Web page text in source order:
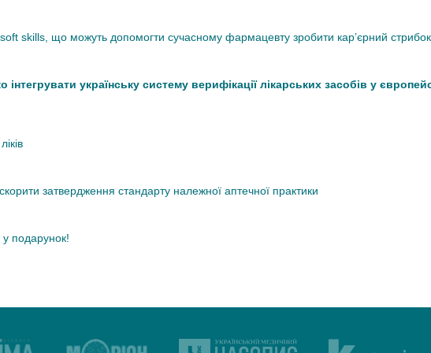
skills, що можуть допомогти сучасному фармацевту зробити кар’єрний стрибок
українську систему верифікації лікарських засобів у
затвердження стандарту належної аптечної практики
подарунок!